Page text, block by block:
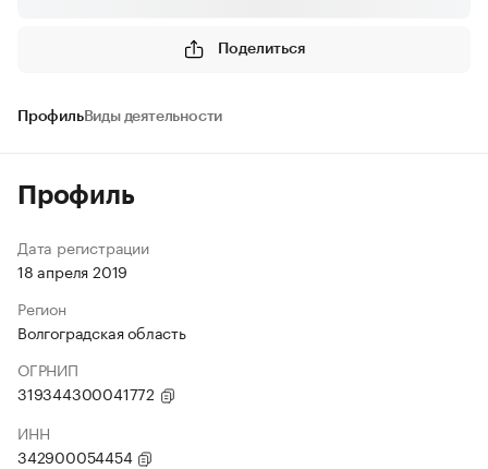
Поделиться
ПрофильВиды деятельности
Профиль
Дата регистрации
18 апреля 2019
Регион
Волгоградская область
ОГРНИП
319344300041772
ИНН
342900054454